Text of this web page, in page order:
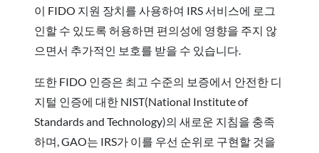
이 FIDO 지원 장치를 사용하여 IRS 서비스에 로그
인할 수 있도록 허용하면 편의성에 영향을 주지 않
으면서 추가적인 보호를 받을 수 있습니다.
또한 FIDO 인증은 최고 수준의 보증에서 안전한 디
지털 인증에 대한 NIST(National Institute of
Standards and Technology)의 새로운 지침을 충족
하며, GAO는 IRS가 이를 우선 순위로 구현할 것을